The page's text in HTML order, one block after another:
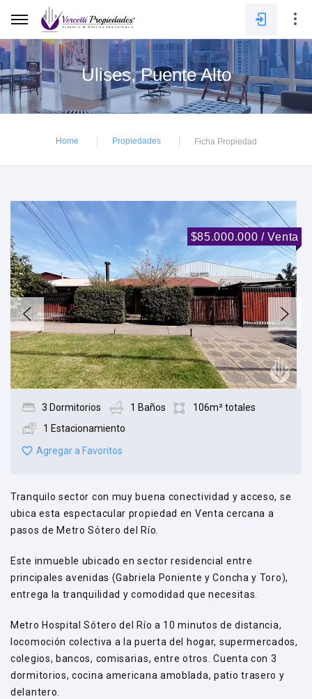
E-mail
Contraseña
Ulises, Puente Alto
Home Propiedades Ficha Propiedad
$85.000.000 / Venta
3 Dormitorios 1 Baños
106m² totales
1 Estacionamiento
Agregar a Favoritos
Tranquilo sector con muy buena conectividad y acceso, se
ubica esta espectacular propiedad en Venta cercana a
pasos de Metro Sótero del Río.
Este inmueble ubicado en sector residencial entre
principales avenidas (Gabriela Poniente y Concha y Toro),
entrega la tranquilidad y comodidad que necesitas.
Metro Hospital Sótero del Río a 10 minutos de distancia,
locomoción colectiva a la puerta del hogar, supermercados,
colegios, bancos, comisarias, entre otros. Cuenta con 3
dormitorios, cocina americana amoblada, patio trasero y
delantero.